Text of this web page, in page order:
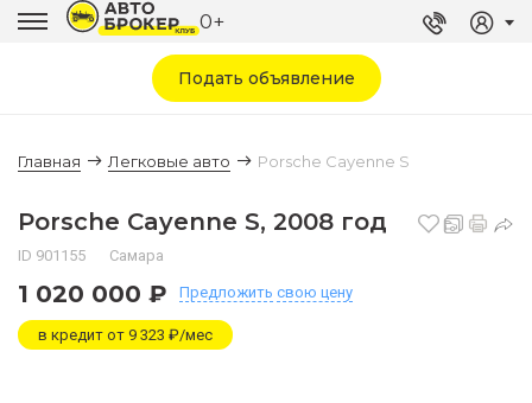
0+
Подать объявление
Главная Легковые авто Porsche Cayenne S
Porsche Cayenne S, 2008 год
ID 901155 Самара
1 020 000 ₽ Предложить свою цену
в кредит от 9 323 ₽/мес